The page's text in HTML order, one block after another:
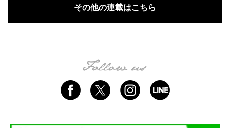
その他の連載はこちら